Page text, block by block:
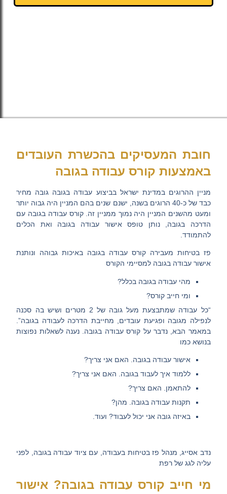
חובת המעסיקים בהכשרת העובדים
באמצעות קורס עבודה בגובה
מניין ההרוגים במדינת ישראל בביצוע עבודה בגובה גובה מחיר
כבד של כ-40 הרוגים בשנה, ישנם שנים בהם המניין היה גבוה יותר
ומעט מהשנים המניין היה נמוך ממניין זה. קורס עבודה בגובה עם
הדרכה בגובה, נותן טופס אישור עבודה בגובה ואת הכלים
להתמודד.
פז בטיחות מעבירה קורס עבודה בגובה באיכות גבוהה ונותנת
אישור עבודה בגובה למסיימי הקורס
מהי עבודה בגובה בכלל?
ומי חייב קורס?
“כל עבודה שמתבצעת מעל גובה של 2 מטרים ושיש בה סכנה
לנפילה מגובה ופגיעת עובדים, מחייבת הדרכה לעבודה בגובה”.
במאמר הבא, נדבר על קורס עבודה בגובה. נענה לשאלות נפוצות
בנושא כמו
אישור עבודה בגובה.
האם אני צריך?
ללמוד איך לעבוד בגובה.
האם אני צריך?
להתאמן.
האם צריך?
תקנות עבודה בגובה.
מהן?
באיזה גובה אני יכול לעבוד? ועוד.
נדב אסייג, מנהל פז בטיחות בעבודה, עם ציוד עבודה בגובה, לפני
עליה לגג של רפת
מי חייב קורס עבודה בגובה? אישור